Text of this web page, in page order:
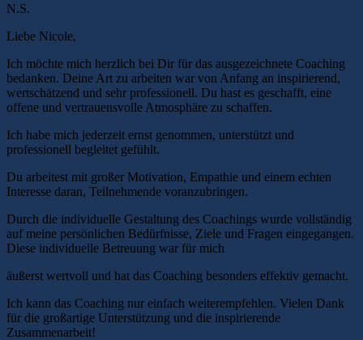
N.S.
Liebe Nicole,
Ich möchte mich herzlich bei Dir für das ausgezeichnete Coaching
bedanken. Deine Art zu arbeiten war von Anfang an inspirierend,
wertschätzend und sehr professionell. Du hast es geschafft, eine
offene und vertrauensvolle Atmosphäre zu schaffen.
Ich habe mich jederzeit ernst genommen, unterstützt und
professionell begleitet gefühlt.
Du arbeitest mit großer Motivation, Empathie und einem echten
Interesse daran, Teilnehmende voranzubringen.
Durch die individuelle Gestaltung des Coachings wurde vollständig
auf meine persönlichen Bedürfnisse, Ziele und Fragen eingegangen.
Diese individuelle Betreuung war für mich
äußerst wertvoll und hat das Coaching besonders effektiv gemacht.
Ich kann das Coaching nur einfach weiterempfehlen. Vielen Dank
für die großartige Unterstützung und die inspirierende
Zusammenarbeit!